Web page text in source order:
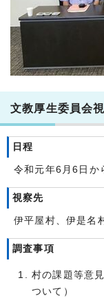
文教厚生委員会
日程
令和元年6月6日か
視察先
伊平屋村、伊是名
調査事項
村の課題等意
ついて）